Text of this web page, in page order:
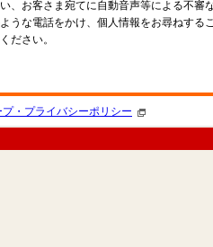
、お客さま宛てに自動音声等による不審
うな電話をかけ、個人情報をお尋ねする
ださい。
プ・プライバシーポリシー